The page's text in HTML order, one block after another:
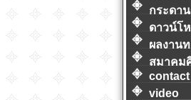
กระดา
ดาวน์โ
ผลงาน
สมาคม
contact
video